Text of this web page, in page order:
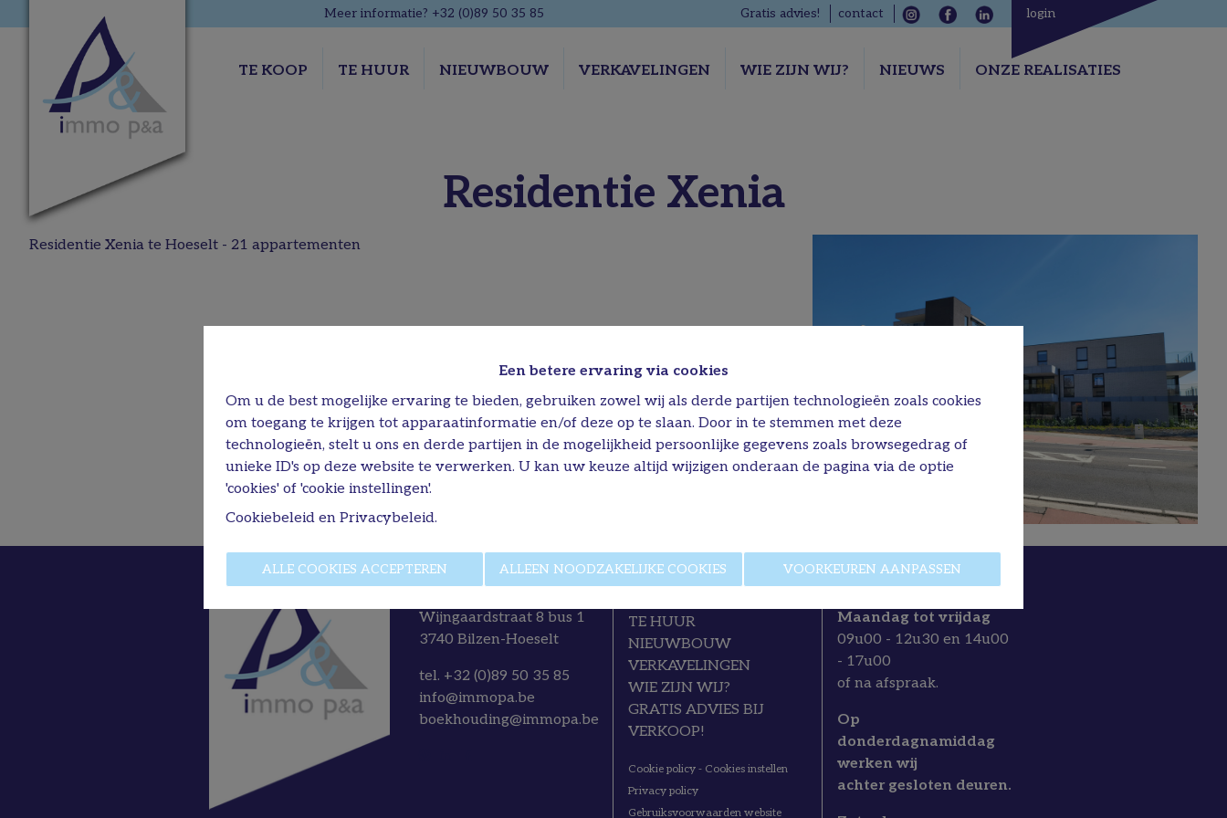
Een betere ervaring via cookies
Om u de best mogelijke ervaring te bieden, gebruiken zowel wij als derde partijen technologieën zoals cookies
om toegang te krijgen tot apparaatinformatie en/of deze op te slaan. Door in te stemmen met deze
technologieën, stelt u ons en derde partijen in de mogelijkheid persoonlijke gegevens zoals browsegedrag of
unieke ID's op deze website te verwerken. U kan uw keuze altijd wijzigen onderaan de pagina via de optie
'cookies' of 'cookie instellingen'.
Cookiebeleid en Privacybeleid.
ALLE COOKIES ACCEPTEREN ALLEEN NOODZAKELIJKE COOKIES VOORKEUREN AANPASSEN
Meer informatie? +32 (0)89 50 35 85 Gratis advies! contact login
TE KOOP TE HUUR NIEUWBOUW VERKAVELINGEN WIE ZIJN WIJ? NIEUWS ONZE REALISATIES
Residentie Xenia
Residentie Xenia te Hoeselt - 21 appartementen
Wijngaardstraat 8 bus 1
3740 Bilzen-Hoeselt
tel. +32 (0)89 50 35 85
info@immopa.be
boekhouding@immopa.be
TE HUUR
NIEUWBOUW
VERKAVELINGEN
WIE ZIJN WIJ?
GRATIS ADVIES BIJ
VERKOOP!
Cookie policy- Cookies instellen
Privacy policy
Gebruiksvoorwaarden website
Maandag tot vrijdag
09u00 - 12u30 en 14u00
- 17u00
of na afspraak.
Op
donderdagnamiddag
werken wij
achter gesloten deuren.